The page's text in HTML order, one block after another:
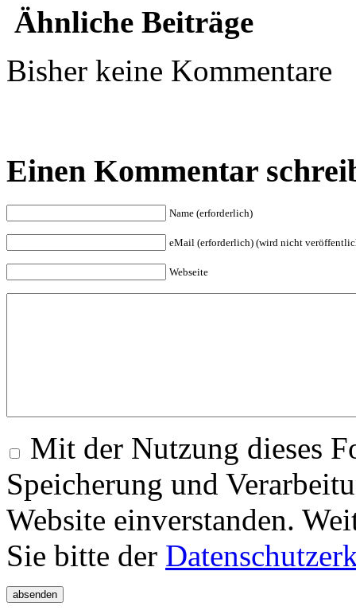
Ähnliche Beiträge
Bisher keine Kommentare
Einen Kommentar
Name (erforderlich)
eMail (erforderlich) (wird nicht
Webseite
Mit der Nutzung dieses
Speicherung und
Website einverstanden.
Sie bitte der